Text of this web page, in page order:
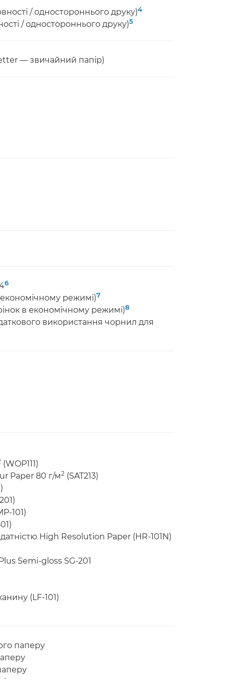
/ одностороннього друку)4
/ одностороннього друку)5
— звичайний папір)
6
режимі)7
в економічному режимі)8
використання чорнил для
(WOP111)
Paper 80 г/м2 (SAT213)
101)
High Resolution Paper (HR-101N)
Semi-gloss SG-201
(LF-101)
паперу